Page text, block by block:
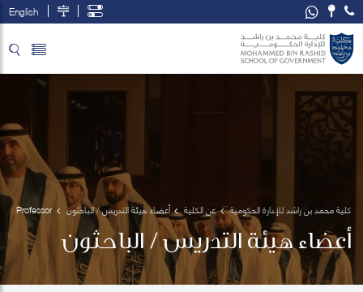
English
كلية محمد بن راشد للإدارة الحكومية عن الكلية أعضاء هيئة التدريس / الباحثون
Professor
Mark
Esposito
أعضاء هيئة التدريس / الباحثون